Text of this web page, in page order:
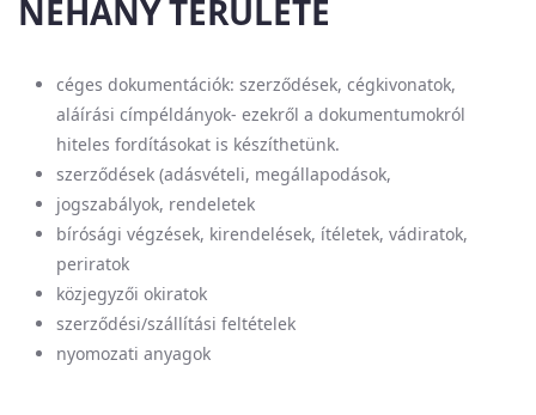
NÉHÁNY TERÜLETE
céges dokumentációk: szerződések, cégkivonatok,
aláírási címpéldányok- ezekről a dokumentumokról
hiteles fordításokat is készíthetünk.
szerződések (adásvételi, megállapodások,
jogszabályok, rendeletek
bírósági végzések, kirendelések, ítéletek, vádiratok,
periratok
közjegyzői okiratok
szerződési/szállítási feltételek
nyomozati anyagok